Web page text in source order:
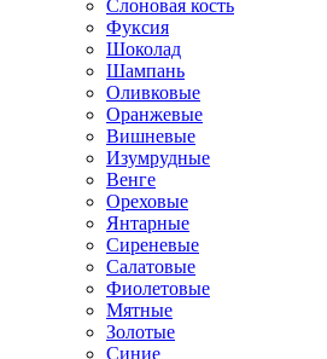
Слоновая кость
Фуксия
Шоколад
Шампань
Оливковые
Оранжевые
Вишневые
Изумрудные
Венге
Ореховые
Янтарные
Сиреневые
Салатовые
Фиолетовые
Мятные
Золотые
Синие